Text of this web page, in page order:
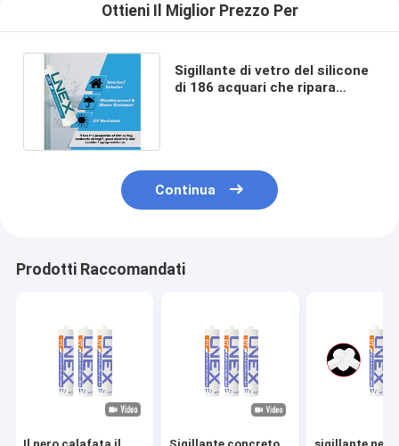
Ottieni Il Miglior Prezzo Per
Sigillante di vetro del silicone
di 186 acquari che ripara
Continua
Prodotti Raccomandati